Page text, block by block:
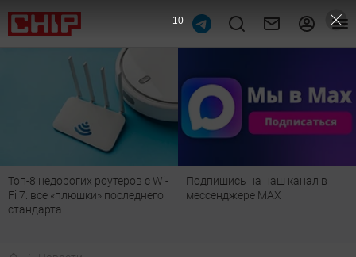
Топ-8 недорогих роутеров с Wi-
Fi 7: все «плюшки» последнего
стандарта
Подпишись на наш канал в
мессенджере МАХ
10